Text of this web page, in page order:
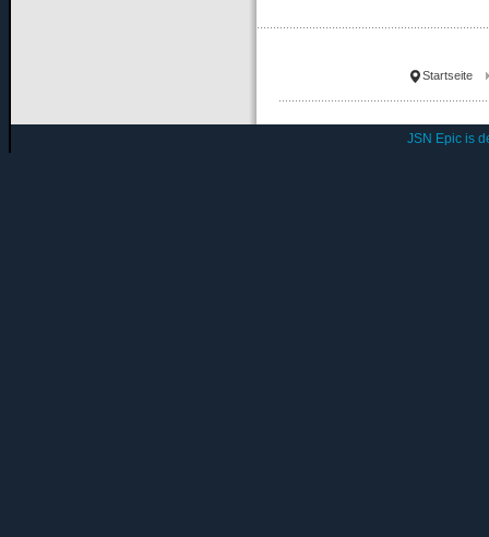
Startseite
JSN Epic is